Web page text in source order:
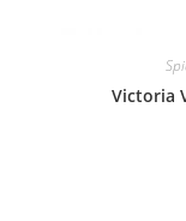
Victoria